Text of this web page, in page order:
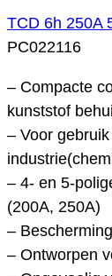
TCD 6h 250A
PC022116
– Compacte
kunststof
– Voor
– 4- en 5-
(200A, 250A)
–
– Ontworpen